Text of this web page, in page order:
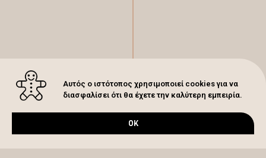
Αυτός ο ιστότοπος χρησιμοποιεί cookies για να
διασφαλίσει ότι θα έχετε την καλύτερη εμπειρία.
OK